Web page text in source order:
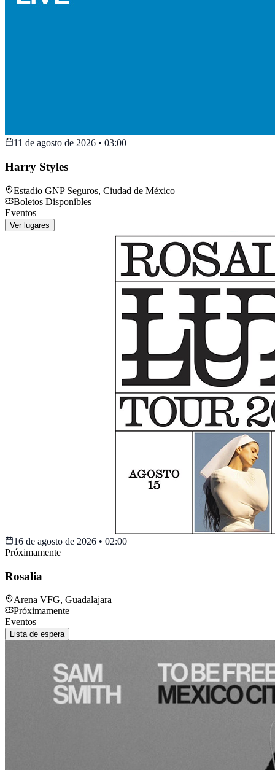
11 de agosto de 2026 • 03:00
Harry Styles
Estadio GNP Seguros, Ciudad de México
Boletos Disponibles
Eventos
Ver lugares
16 de agosto de 2026 • 02:00
Próximamente
Rosalia
Arena VFG, Guadalajara
Próximamente
Eventos
Lista de espera